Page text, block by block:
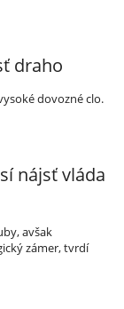
draho
dovozné clo.
nájsť vláda
avšak
zámer, tvrdí